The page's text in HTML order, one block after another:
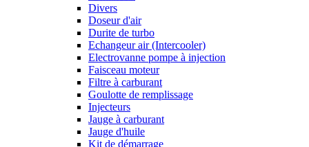
Divers
Doseur d'air
Durite de turbo
Echangeur air (Intercooler)
Electrovanne pompe à injection
Faisceau moteur
Filtre à carburant
Goulotte de remplissage
Injecteurs
Jauge à carburant
Jauge d'huile
Kit de démarrage